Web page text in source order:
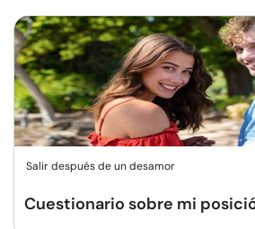
Salir después de un desamor
Cuestionario sobre mi